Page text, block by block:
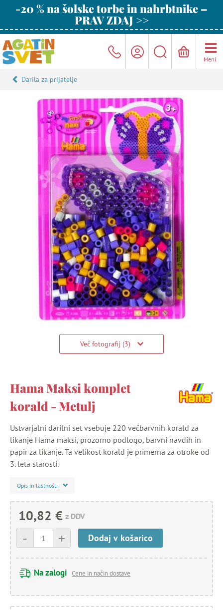
-20 % na šolske torbe in nahrbtnike –
PRAV ZDAJ >>
Meni
Darila za prijatelje
Več fotografij (3)
Hama Maksi komplet
korald - Metulj
Ustvarjalni darilni set vsebuje 220 večbarvnih korald za
likanje Hama maksi, prozorno podlogo, barvni navdih in
papir za likanje. Ta velikost korald je primerna za otroke od
3. leta starosti.
Opis in lastnosti
10,82 € z DDV
+
- Dodaj v košarico
Na zalogi Cene in način dostave